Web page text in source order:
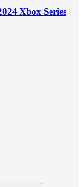
Xbox Series